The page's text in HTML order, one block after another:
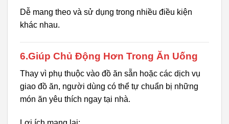
Dễ mang theo và sử dụng trong nhiều điều kiện
khác nhau.
6.Giúp Chủ Động Hơn Trong Ăn Uống
Thay vì phụ thuộc vào đồ ăn sẵn hoặc các dịch vụ
giao đồ ăn, người dùng có thể tự chuẩn bị những
món ăn yêu thích ngay tại nhà.